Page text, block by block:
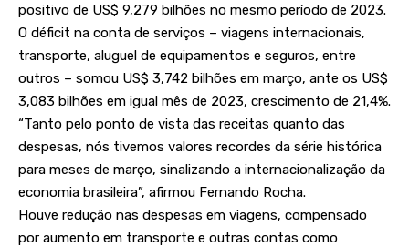
positivo de US$ 9,279 bilhões no mesmo período de 2023.
O déficit na conta de serviços – viagens internacionais,
transporte, aluguel de equipamentos e seguros, entre
outros – somou US$ 3,742 bilhões em março, ante os US$
3,083 bilhões em igual mês de 2023, crescimento de 21,4%.
“Tanto pelo ponto de vista das receitas quanto das
despesas, nós tivemos valores recordes da série histórica
para meses de março, sinalizando a internacionalização da
economia brasileira”, afirmou Fernando Rocha.
Houve redução nas despesas em viagens, compensado
por aumento em transporte e outras contas como